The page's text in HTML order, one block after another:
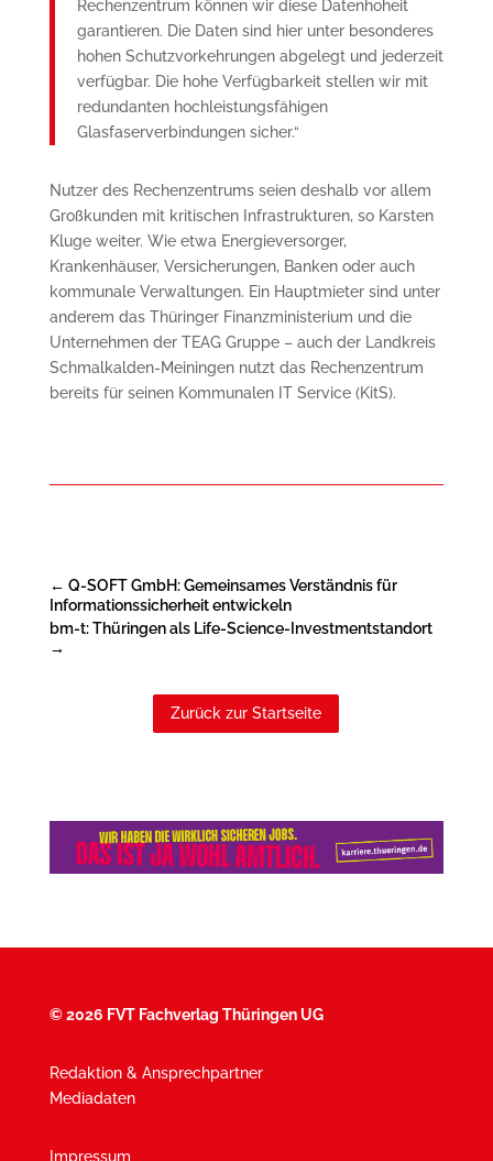
Rechenzentrum können wir diese Datenhoheit
garantieren. Die Daten sind hier unter besonderes
hohen Schutzvorkehrungen abgelegt und jederzeit
verfügbar. Die hohe Verfügbarkeit stellen wir mit
redundanten hochleistungsfähigen
Glasfaserverbindungen sicher.“
Nutzer des Rechenzentrums seien deshalb vor allem
Großkunden mit kritischen Infrastrukturen, so Karsten
Kluge weiter. Wie etwa Energieversorger,
Krankenhäuser, Versicherungen, Banken oder auch
kommunale Verwaltungen. Ein Hauptmieter sind unter
anderem das Thüringer Finanzministerium und die
Unternehmen der TEAG Gruppe – auch der Landkreis
Schmalkalden-Meiningen nutzt das Rechenzentrum
bereits für seinen Kommunalen IT Service (KitS).
← Q-SOFT GmbH: Gemeinsames Verständnis für
Informationssicherheit entwickeln
bm-t: Thüringen als Life-Science-Investmentstandort
→
Zurück zur Startseite
©2026 FVT Fachverlag Thüringen UG
Redaktion & Ansprechpartner
Mediadaten
Impressum